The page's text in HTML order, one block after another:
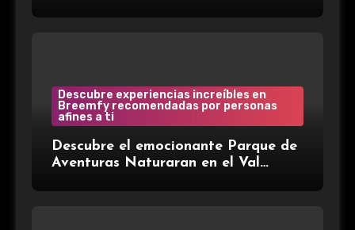
Gema Herrerías, disponible en Gran
Descubre experiencias increíbles en
Breemfy recomendadas por personas
afines a ti
Descubre el emocionante Parque de
Aventuras Naturaran en el Val